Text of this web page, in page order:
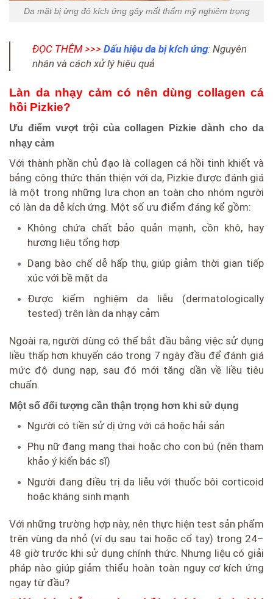
Da mặt bị ửng đỏ kích ứng gây mất thẩm mỹ nghiêm trọng
ĐỌC THÊM >>> Dấu hiệu da bị kích ứng: Nguyên
nhân và cách xử lý hiệu quả
Làn da nhạy cảm có nên dùng collagen cá
hồi Pizkie?
Ưu điểm vượt trội của collagen Pizkie dành cho da
nhạy cảm
Với thành phần chủ đạo là collagen cá hồi tinh khiết và
bảng công thức thân thiện với da, Pizkie được đánh giá
là một trong những lựa chọn an toàn cho nhóm người
có làn da dễ kích ứng. Một số ưu điểm đáng kể gồm:
Không chứa chất bảo quản mạnh, cồn khô, hay
hương liệu tổng hợp
Dạng bào chế dễ hấp thụ, giúp giảm thời gian tiếp
xúc với bề mặt da
Được kiểm nghiệm da liễu (dermatologically
tested) trên làn da nhạy cảm
Ngoài ra, người dùng có thể bắt đầu bằng việc sử dụng
liều thấp hơn khuyến cáo trong 7 ngày đầu để đánh giá
mức độ dung nạp, sau đó mới tăng dần về liều tiêu
chuẩn.
Một số đối tượng cần thận trọng hơn khi sử dụng
Người có tiền sử dị ứng với cá hoặc hải sản
Phụ nữ đang mang thai hoặc cho con bú (nên tham
khảo ý kiến bác sĩ)
Người đang điều trị da liễu với thuốc bôi corticoid
hoặc kháng sinh mạnh
Với những trường hợp này, nên thực hiện test sản phẩm
trên vùng da nhỏ (ví dụ sau tai hoặc cổ tay) trong 24–
48 giờ trước khi sử dụng chính thức. Nhưng liệu có giải
pháp nào giúp giảm thiểu hoàn toàn nguy cơ kích ứng
ngay từ đầu?